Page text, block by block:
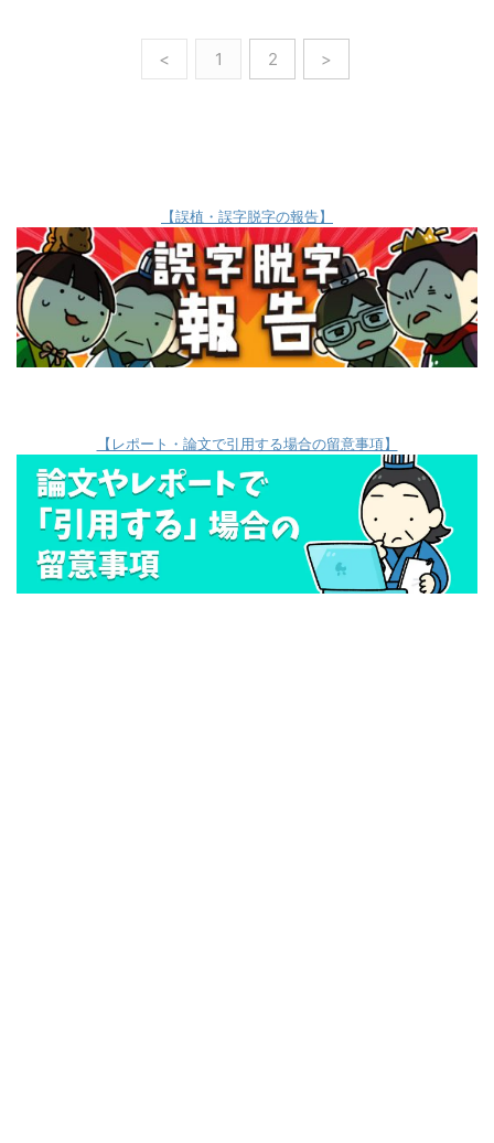
< 1 2 >
【誤植・誤字脱字の報告】
【レポート・論文で引用する場合の留意事項】